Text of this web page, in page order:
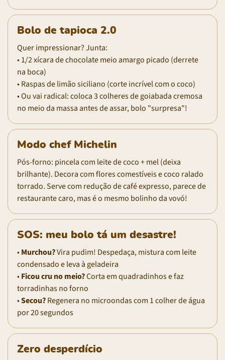
Bolo de tapioca 2.0
Quer impressionar? Junta:
• 1/2 xícara de chocolate meio amargo picado (derrete
na boca)
• Raspas de limão siciliano (corte incrível com o coco)
• Ou vai radical: coloca 3 colheres de goiabada cremosa
no meio da massa antes de assar, bolo "surpresa"!
Modo chef Michelin
Pós-forno: pincela com leite de coco + mel (deixa
brilhante). Decora com flores comestíveis e coco ralado
torrado. Serve com redução de café expresso, parece de
restaurante caro, mas é o mesmo bolinho da vovó!
SOS: meu bolo tá um desastre!
•Murchou?Vira pudim! Despedaça, mistura com leite
condensado e leva à geladeira
•Ficou cru no meio?Corta em quadradinhos e faz
torradinhas no forno
•Secou?Regenera no microondas com 1 colher de água
por 20 segundos
Zero desperdício